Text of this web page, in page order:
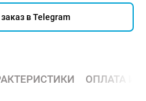
в Telegram
ОПЛАТА И